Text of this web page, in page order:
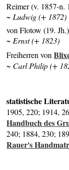
Reimer (v. 1857-n.
~ Ludwig (+ 1872)
von Flotow (19. Jh.)
~ Ernst (+ 1823)
Freiherren von
~ Carl Philip (+
statistische
1905, 220; 1914,
Handbuch des
240; 1884, 230;
Rauer's